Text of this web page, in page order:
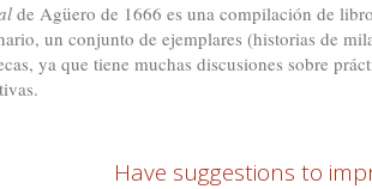
de Agüero de 1666 es una compilación de
un conjunto de ejemplares (historias de
ya que tiene muchas discusiones sobre
Have suggestions to